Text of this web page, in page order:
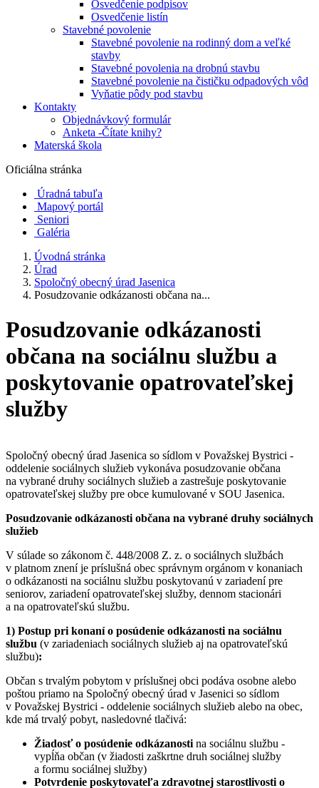
Osvedčenie podpisov
Osvedčenie listín
Stavebné povolenie
Stavebné povolenie na rodinný dom a veľké
stavby
Stavebné povolenia na drobnú stavbu
Stavebné povolenie na čističku odpadových vôd
Vyňatie pôdy pod stavbu
Kontakty
Objednávkový formulár
Anketa -Čítate knihy?
Materská škola
Oficiálna stránka
Úradná tabuľa
Mapový portál
Seniori
Galéria
Úvodná stránka
Úrad
Spoločný obecný úrad Jasenica
Posudzovanie odkázanosti občana na...
Posudzovanie odkázanosti
občana na sociálnu službu a
poskytovanie opatrovateľskej
služby
Spoločný obecný úrad Jasenica so sídlom v Považskej Bystrici -
oddelenie sociálnych služieb vykonáva posudzovanie občana
na vybrané druhy sociálnych služieb a zastrešuje poskytovanie
opatrovateľskej služby pre obce kumulované v SOU Jasenica.
Posudzovanie odkázanosti občana na vybrané druhy sociálnych
služieb
V súlade so zákonom č. 448/2008 Z. z. o sociálnych službách
v platnom znení je príslušná obec správnym orgánom v konaniach
o odkázanosti na sociálnu službu poskytovanú v zariadení pre
seniorov, zariadení opatrovateľskej služby, dennom stacionári
a na opatrovateľskú službu.
1) Postup pri konaní o posúdenie odkázanosti na sociálnu
službu (v zariadeniach sociálnych služieb aj na opatrovateľskú
službu):
Občan s trvalým pobytom v príslušnej obci podáva osobne alebo
poštou priamo na Spoločný obecný úrad v Jasenici so sídlom
v Považskej Bystrici - oddelenie sociálnych služieb alebo na obec,
kde má trvalý pobyt, nasledovné tlačivá:
Žiadosť o posúdenie odkázanosti na sociálnu službu -
vypĺňa občan (v žiadosti zaškrtne druh sociálnej služby
a formu sociálnej služby)
Potvrdenie poskytovateľa zdravotnej starostlivosti o